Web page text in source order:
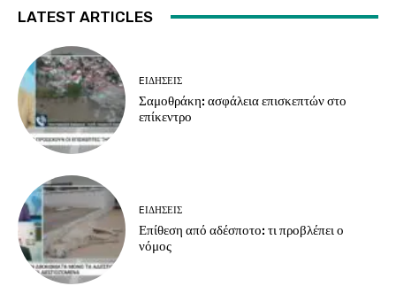
LATEST ARTICLES
EΙΔΗΣΕΙΣ
Σαμοθράκη: ασφάλεια επισκεπτών στο
επίκεντρο
EΙΔΗΣΕΙΣ
Επίθεση από αδέσποτο: τι προβλέπει ο
νόμος